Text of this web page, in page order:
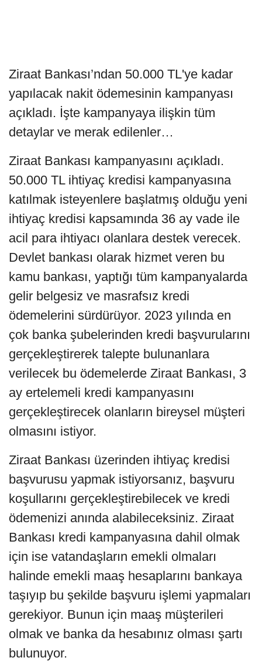
Ziraat Bankası’ndan 50.000 TL'ye kadar
yapılacak nakit ödemesinin kampanyası
açıkladı. İşte kampanyaya ilişkin tüm
detaylar ve merak edilenler…
Ziraat Bankası kampanyasını açıkladı.
50.000 TL ihtiyaç kredisi kampanyasına
katılmak isteyenlere başlatmış olduğu yeni
ihtiyaç kredisi kapsamında 36 ay vade ile
acil para ihtiyacı olanlara destek verecek.
Devlet bankası olarak hizmet veren bu
kamu bankası, yaptığı tüm kampanyalarda
gelir belgesiz ve masrafsız kredi
ödemelerini sürdürüyor. 2023 yılında en
çok banka şubelerinden kredi başvurularını
gerçekleştirerek talepte bulunanlara
verilecek bu ödemelerde Ziraat Bankası, 3
ay ertelemeli kredi kampanyasını
gerçekleştirecek olanların bireysel müşteri
olmasını istiyor.
Ziraat Bankası üzerinden ihtiyaç kredisi
başvurusu yapmak istiyorsanız, başvuru
koşullarını gerçekleştirebilecek ve kredi
ödemenizi anında alabileceksiniz. Ziraat
Bankası kredi kampanyasına dahil olmak
için ise vatandaşların emekli olmaları
halinde emekli maaş hesaplarını bankaya
taşıyıp bu şekilde başvuru işlemi yapmaları
gerekiyor. Bunun için maaş müşterileri
olmak ve banka da hesabınız olması şartı
bulunuyor.